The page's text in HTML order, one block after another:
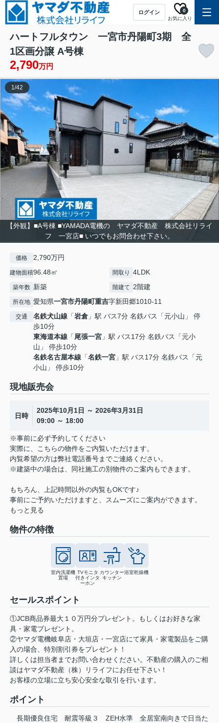
ログイン
お気に入り
0
ハートフルタウン 一宮市丹陽町3期 全
1区画分譲 A号棟
2,790万円
【外観】■A号棟 ■YAMADA電機の ヤマダ不動産 株式会社リライ
フ 一宮店■ いつでもお問合わせ下さい。
1/42
価格 2,790万円
建物面積96.48㎡ 間取り 4LDK
築年数 新築 階建て 2階建
所在地 愛知県一宮市丹陽町重吉字新田郷1010-11
交通 名鉄犬山線 「岩倉 」駅 バス7分 名鉄バス「元小山」 停
歩10分
東海道本線 「尾張一宮 」駅 バス17分 名鉄バス「元小
山」 停歩10分
名鉄名古屋本線 「名鉄一宮 」駅 バス17分 名鉄バス「元
小山」 停歩10分
現地販売会
日時
2025年10月1日 ～ 2026年3月31日
09:00 ～ 18:00
※事前に必ず予約してください
実際に、こちらの物件をご内覧いただけます。
内覧希望の方は弊社電話番号までご連絡ください。
※建築中の場合は、同社施工の別物件のご案内もできます。
もちろん、上記時間以外の内覧もOKです♪
事前にご予約いただけますと、スムーズにご案内ができます。
もっと見る
物件の特徴
室内洗濯機
置場
TVモニタ
付きインタ
ーホン
カウンター
キッチン
浴室乾燥機
セールスポイント
①JCB商品券最大１０万円分プレゼント。もしくはお好きな家
具・家電プレゼント。
②ヤマダ電機岐阜店・大垣店・一宮店にて家具・家電製品をご購
入の場合、特別割引券をプレゼント！
詳しくは担当者までお問い合わせください。不動産の購入のご相
談はヤマダ不動産（株）リライフにお任せ下さい！
お客様の立場に立ち安心安全な取引を行います。
ポイント
長期優良住宅 耐震等級３ ZEH水準
全居室南向きで日当た